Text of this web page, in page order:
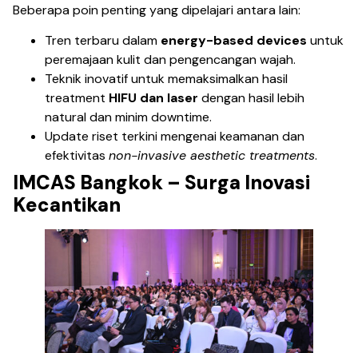
Beberapa poin penting yang dipelajari antara lain:
Tren terbaru dalam energy-based devices untuk
peremajaan kulit dan pengencangan wajah.
Teknik inovatif untuk memaksimalkan hasil
treatment HIFU dan laser dengan hasil lebih
natural dan minim downtime.
Update riset terkini mengenai keamanan dan
efektivitas non-invasive aesthetic treatments.
IMCAS Bangkok – Surga Inovasi
Kecantikan